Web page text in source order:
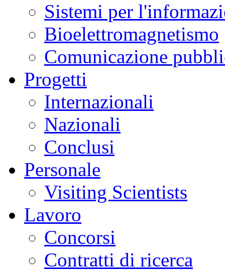
Sistemi per
Bioelettromagnetismo
Comunicazione
Progetti
Internazionali
Nazionali
Conclusi
Personale
Visiting Scientists
Lavoro
Concorsi
Contratti di ricerca